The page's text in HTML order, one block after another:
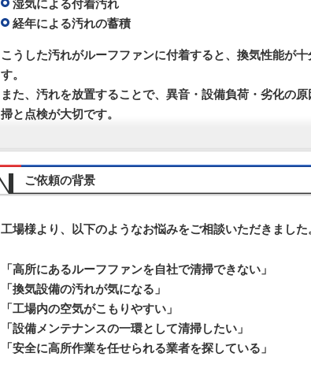
湿気による付着汚れ
経年による汚れの蓄積
こうした汚れがルーフファンに付着すると、換気性能が
す。
また、汚れを放置することで、異音・設備負荷・劣化の
掃と点検が大切です。
ご依頼の背景
工場様より、以下のようなお悩みをご相談いただきました
「高所にあるルーフファンを自社で清掃できない」
「換気設備の汚れが気になる」
「工場内の空気がこもりやすい」
「設備メンテナンスの一環として清掃したい」
「安全に高所作業を任せられる業者を探している」